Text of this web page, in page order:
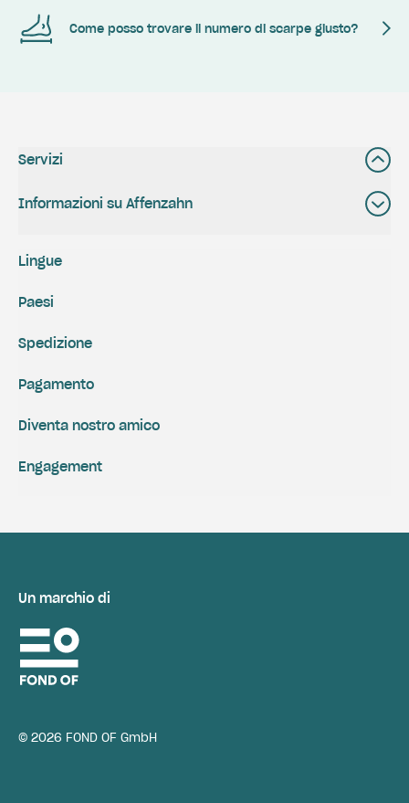
Come posso trovare il numero di scarpe giusto?
Servizi
Informazioni su Affenzahn
Spedizione
Pagamento
Engagement
Diventa nostro amico
Lingue
Paesi
Un marchio di
© 2026 FOND OF GmbH